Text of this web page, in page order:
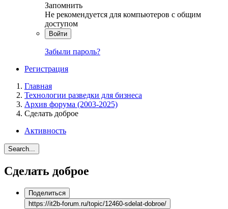
Запомнить
Не рекомендуется для компьютеров с общим
доступом
Войти
Забыли пароль?
Регистрация
Главная
Технологии разведки для бизнеса
Архив форума (2003-2025)
Сделать доброе
Активность
Search...
Сделать доброе
Поделиться
https://it2b-forum.ru/topic/12460-sdelat-dobroe/